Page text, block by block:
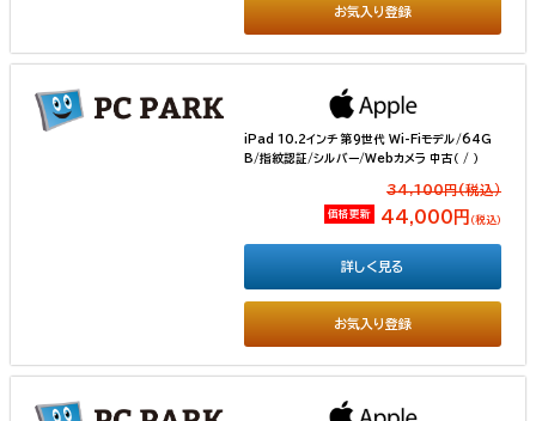
お気入り登録
iPad 10.2インチ 第9世代 Wi-Fiモデル/64G
B/指紋認証/シルバー/Webカメラ 中古（ / ）
34,100円(税込）
価格更新 44,000円 （税込）
お気入り登録
詳しく見る